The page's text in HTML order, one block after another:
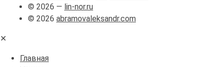
© 2026 — lin-nor.ru
© 2026 abramovaleksandr.com
✕
Главная